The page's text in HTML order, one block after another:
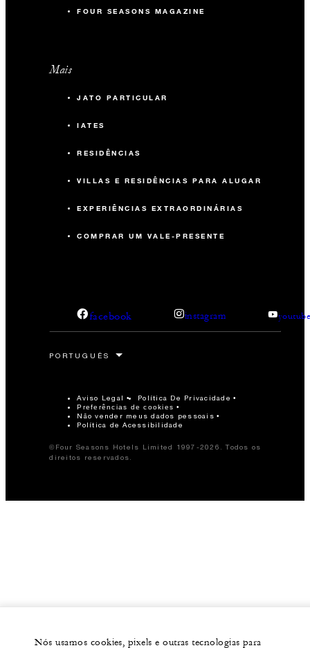
FOUR SEASONS MAGAZINE
Mais
JATO PARTICULAR
IATES
RESIDÊNCIAS
VILLAS E RESIDÊNCIAS PARA ALUGAR
EXPERIÊNCIAS EXTRAORDINÁRIAS
COMPRAR UM VALE-PRESENTE
facebook instagram
Aviso Legal Política De Privacidade
Preferências de cookies
Não vender meus dados pessoais
Política de Acessibilidade
©Four Seasons Hotels Limited 1997-2026. Todos os
direitos reservados.
Nós usamos cookies, pixels e outras tecnologias para